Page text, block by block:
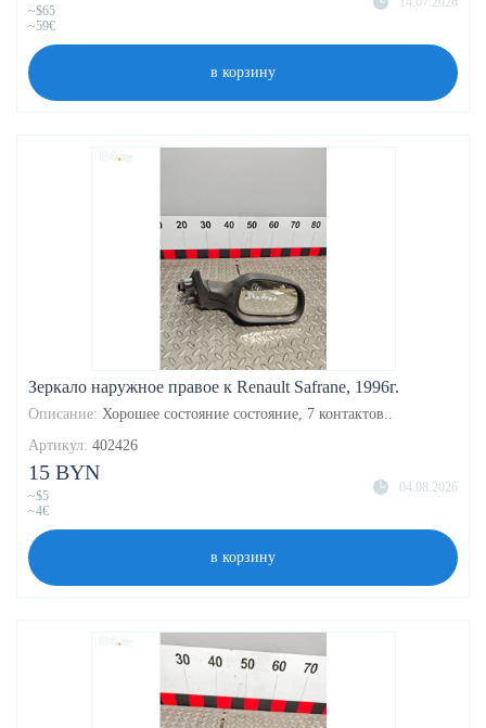
~$65
~59€
в корзину
Зеркало наружное правое к Renault Safrane, 1996г.
Описание: Хорошее состояние состояние, 7 контактов..
Артикул: 402426
04.08.2026
15 BYN
~$5
~4€
в корзину